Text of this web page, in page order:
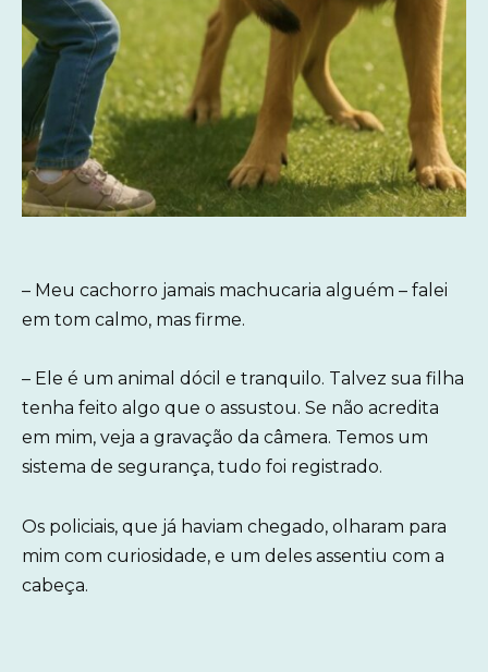
– Meu cachorro jamais machucaria alguém – falei
em tom calmo, mas firme.
– Ele é um animal dócil e tranquilo. Talvez sua filha
tenha feito algo que o assustou. Se não acredita
em mim, veja a gravação da câmera. Temos um
sistema de segurança, tudo foi registrado.
Os policiais, que já haviam chegado, olharam para
mim com curiosidade, e um deles assentiu com a
cabeça.